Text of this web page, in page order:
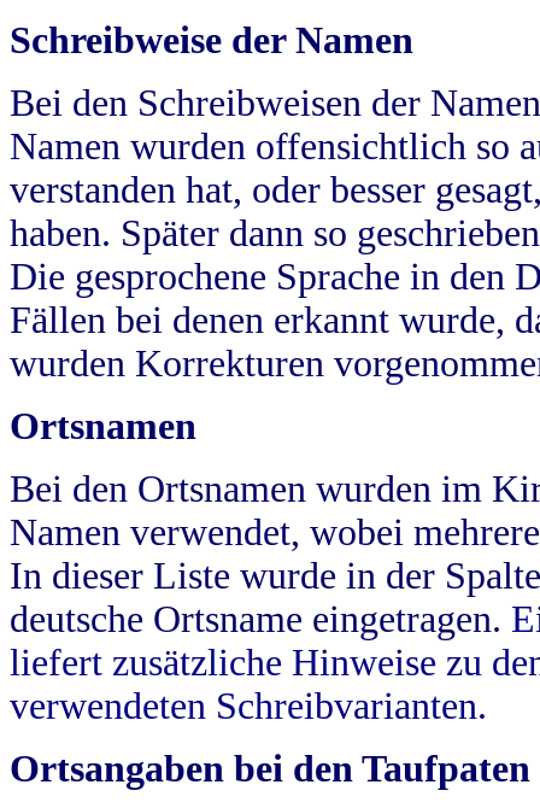
Schreibweise der Namen
Bei den Schreibweisen der
Namen wurden offensichtlich so
verstanden hat, oder besser
haben. Später dann so
Die gesprochene Sprache in
Fällen bei denen erkannt wurde,
wurden Korrekturen
Ortsnamen
Bei den Ortsnamen wurden im
Namen verwendet, wobei
In dieser Liste wurde in der
deutsche Ortsname eingetragen.
liefert zusätzliche Hinweise zu
verwendeten Schreibvarianten.
Ortsangaben bei den Taufpaten